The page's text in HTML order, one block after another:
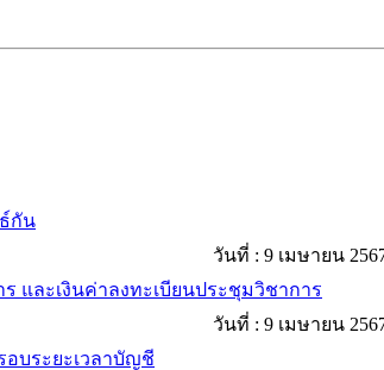
กัน
วันที่ : 9 เมษายน
และเงินค่าลงทะเบียนประชุมวิชาการ
วันที่ : 9 เมษายน
บระยะเวลาบัญชี